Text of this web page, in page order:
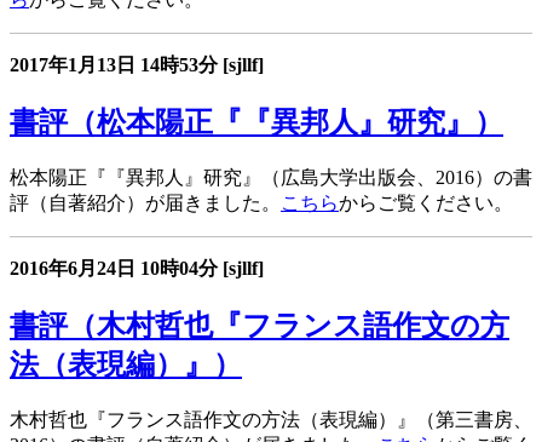
2017年1月13日 14時53分 [sjllf]
書評（松本陽正『『異邦人』研究』）
松本陽正『『異邦人』研究』（広島大学出版会、2016）の書
評（自著紹介）が届きました。
こちらからご覧ください。
2016年6月24日 10時04分 [sjllf]
書評（木村哲也『フランス語作文の方
法（表現編）』）
木村哲也『フランス語作文の方法（表現編）』（第三書房、